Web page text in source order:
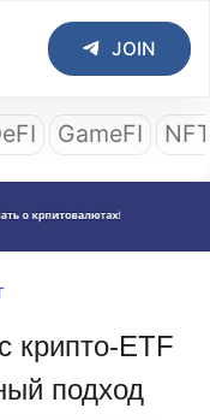
JOIN
GameFI
крипто-ETF
подход